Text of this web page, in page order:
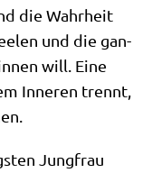
die Wahr­heit
und die gan­
will. Eine
Inne­ren trennt,
Jung­frau